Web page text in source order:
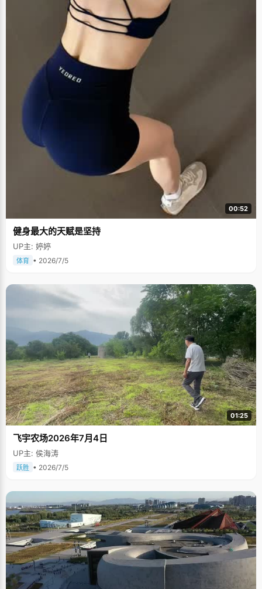
00:52
健身最大的天赋是坚持
UP主: 婷婷
体育 • 2026/7/5
01:25
飞宇农场2026年7月4日
UP主: 侯海涛
跃胜 • 2026/7/5